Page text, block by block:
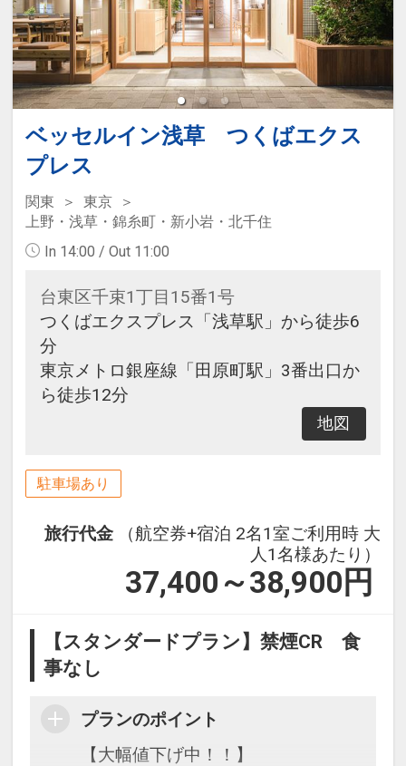
ベッセルイン浅草 つくばエクス
プレス
関東
東京
上野・浅草・錦糸町・新小岩・北千住
In 14:00 / Out 11:00
台東区千束1丁目15番1号
つくばエクスプレス「浅草駅」から徒歩6
分
東京メトロ銀座線「田原町駅」3番出口か
ら徒歩12分
地図
駐車場あり
旅行代金
（航空券+宿泊 2名1室ご利用時 大
人1名様あたり）
37,400～38,900 円
【スタンダードプラン】禁煙CR 食
事なし
プランのポイント
【大幅値下げ中！！】